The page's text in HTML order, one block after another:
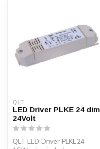
QLT
LED Driver PLKE 24 dim
24Volt
QLT LED Driver PLKE24